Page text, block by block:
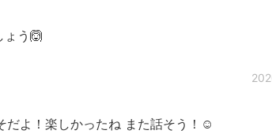
ょう🙆
だよ！楽しかったね また話そう！☺️